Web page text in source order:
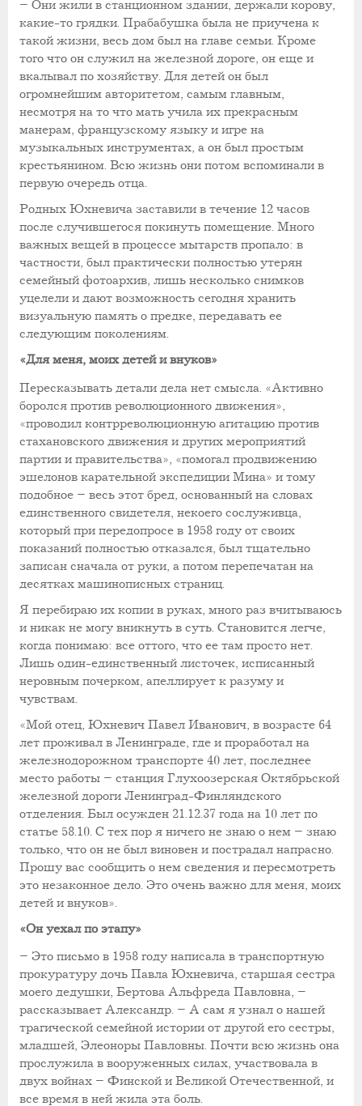
– Они жили в станционном здании, держали корову,
какие-то грядки. Прабабушка была не приучена к
такой жизни, весь дом был на главе семьи. Кроме
того что он служил на железной дороге, он еще и
вкалывал по хозяйству. Для детей он был
огромнейшим авторитетом, самым главным,
несмотря на то что мать учила их прекрасным
манерам, французскому языку и игре на
музыкальных инструментах, а он был простым
крестьянином. Всю жизнь они потом вспоминали в
первую очередь отца.
Родных Юхневича заставили в течение 12 часов
после случившегося покинуть помещение. Много
важных вещей в процессе мытарств пропало: в
частности, был практически полностью утерян
семейный фотоархив, лишь несколько снимков
уцелели и дают возможность сегодня хранить
визуальную память о предке, передавать ее
следующим поколениям.
«Для меня, моих детей и внуков»
Пересказывать детали дела нет смысла. «Активно
боролся против революционного движения»,
«проводил контрреволюционную агитацию против
стахановского движения и других мероприятий
партии и правительства», «помогал продвижению
эшелонов карательной экспедиции Мина» и тому
подобное – весь этот бред, основанный на словах
единственного свидетеля, некоего сослуживца,
который при передопросе в 1958 году от своих
показаний полностью отказался, был тщательно
записан сначала от руки, а потом перепечатан на
десятках машинописных страниц.
Я перебираю их копии в руках, много раз вчитываюсь
и никак не могу вникнуть в суть. Становится легче,
когда понимаю: все оттого, что ее там просто нет.
Лишь один-единственный листочек, исписанный
неровным почерком, апеллирует к разуму и
чувствам.
«Мой отец, Юхневич Павел Иванович, в возрасте 64
лет проживал в Ленинграде, где и проработал на
железнодорожном транспорте 40 лет, последнее
место работы – станция Глухоозерская Октябрьской
железной дороги Ленинград-Финляндского
отделения. Был осужден 21.12.37 года на 10 лет по
статье 58.10. С тех пор я ничего не знаю о нем – знаю
только, что он не был виновен и пострадал напрасно.
Прошу вас сообщить о нем сведения и пересмотреть
это незаконное дело. Это очень важно для меня, моих
детей и внуков».
«Он уехал по этапу»
– Это письмо в 1958 году написала в транспортную
прокуратуру дочь Павла Юхневича, старшая сестра
моего дедушки, Бертова Альфреда Павловна, –
рассказывает Александр. – А сам я узнал о нашей
трагической семейной истории от другой его сестры,
младшей, Элеоноры Павловны. Почти всю жизнь она
прослужила в вооруженных силах, участвовала в
двух войнах – Финской и Великой Отечественной, и
все время в ней жила эта боль.